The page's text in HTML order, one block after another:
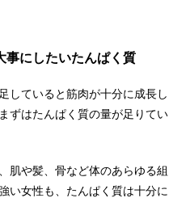
事にしたいたんぱく質
していると筋肉が十分に成長し
ずはたんぱく質の量が足りてい
肌や髪、骨など体のあらゆる組
い女性も、たんぱく質は十分に